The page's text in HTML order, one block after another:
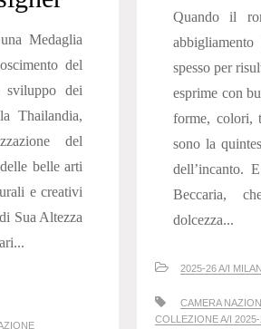
Medaglia
del
sviluppo dei
Thailandia,
del
belle arti
e creativi
Sua Altezza
Quando il
spesso per
esprime con
forme, colori,
sono la
dell’incanto.
Beccaria,
dolcezza...
2025-26 A/I
CAMERA
COLLEZIONE A/I